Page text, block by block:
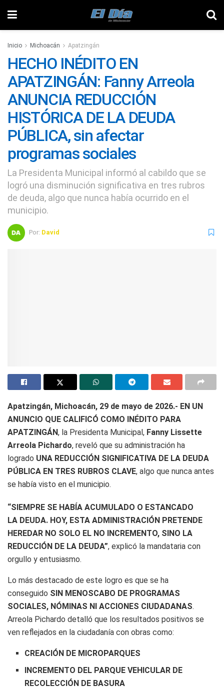
Inicio Michoacán Apatzingán
HECHO INÉDITO EN
APATZINGÁN: Fanny Arreola
ANUNCIA REDUCCIÓN
HISTÓRICA DE LA DEUDA
PÚBLICA, sin afectar
programas sociales
La Presidenta Municipal informó al cabildo que se
logró una disminución significativa en tres rubros
de deuda, algo que nunca había ocurrido en el
municipio.
Por: David
Apatzingán, Michoacán, 29 de mayo de 2026.- EN UN
ANUNCIO QUE CALIFICÓ COMO INÉDITO PARA
APATZINGÁN, la Presidenta Municipal, Fanny Lissette
Arreola Pichardo, reveló que su administración ha
logrado UNA REDUCCIÓN SIGNIFICATIVA DE LA DEUDA
PÚBLICA EN TRES RUBROS CLAVE, algo que nunca antes
se había visto en el municipio.
“SIEMPRE SE HABÍA ACUMULADO O ESTANCADO
LA DEUDA. HOY, ESTA ADMINISTRACIÓN PRETENDE
HEREDAR NO SOLO EL NO INCREMENTO, SINO LA
REDUCCIÓN DE LA DEUDA”, explicó la mandataria con
orgullo y entusiasmo.
Lo más destacado de este logro es que se ha
conseguido SIN MENOSCABO DE PROGRAMAS
SOCIALES, NÓMINAS NI ACCIONES CIUDADANAS.
Arreola Pichardo detalló que los resultados positivos se
ven reflejados en la ciudadanía con obras como:
CREACIÓN DE MICROPARQUES
INCREMENTO DEL PARQUE VEHICULAR DE
RECOLECCIÓN DE BASURA